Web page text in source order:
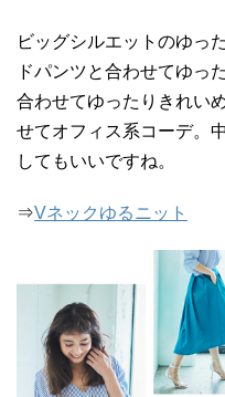
ビッグシルエットのゆっ
ドパンツと合わせてゆっ
合わせてゆったりきれい
せてオフィス系コーデ。
してもいいですね。
⇒Vネックゆるニット